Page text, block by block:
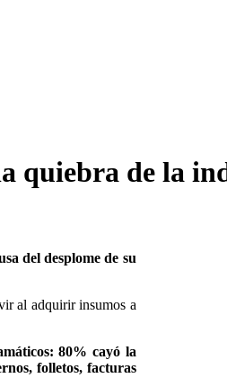
quiebra de la
del desplome de su
al adquirir insumos a
80% cayó la
folletos, facturas